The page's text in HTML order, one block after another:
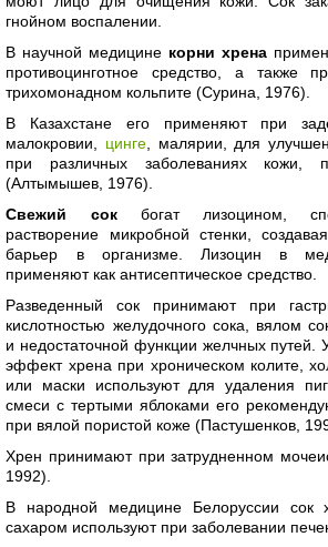
гнойном воспалении.
В научной медицине корни хрена
противоцинготное средство, а также
трихомонадном кольпите (Сурина, 1976).
В Казахстане его применяют при
малокровии, цинге , малярии, для
при различных заболеваниях кожи,
(Алтымышев, 1976).
Свежий сокбогат лизоцином,
растворение микробной стенки,
барьер в организме. Лизоцин в
применяют как антисептическое средство.
Разведенный сок принимают при
кислотностью желудочного сока, вялом
и недостаточной функции желчных путей.
эффект хрена при хроническом колите,
или маски используют для удаления
смеси с тертыми яблоками его
при вялой пористой коже (Пастушенков,
Хрен принимают при затрудненном
1992).
В народной медицине Белоруссии
сахаром используют при заболевании